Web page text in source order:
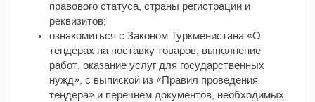
правового статуса, страны регистрации и
реквизитов;
ознакомиться с Законом Туркменистана «О
тендерах на поставку товаров, выполнение
работ, оказание услуг для государственных
нужд», с выпиской из «Правил проведения
тендера» и перечнем документов, необходимых